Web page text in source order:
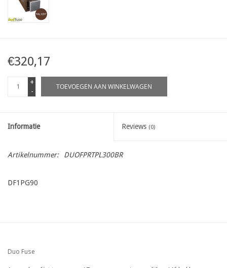
€320,17
+
-
TOEVOEGEN AAN WINKELWAGEN
Informatie Reviews (0)
Artikelnummer: DUOFPRTPL300BR
DF1PG90
Duo Fuse